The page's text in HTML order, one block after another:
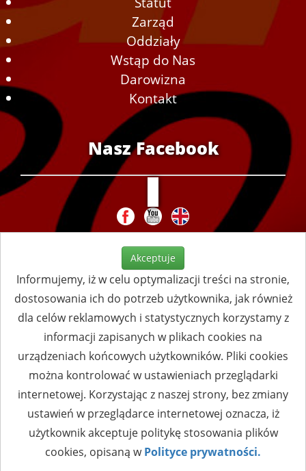
Zarząd
Oddziały
Wstąp do Nas
Darowizna
Kontakt
Nasz Facebook
Akceptuje
Informujemy, iż w celu optymalizacji treści na stronie,
dostosowania ich do potrzeb użytkownika, jak również
dla celów reklamowych i statystycznych korzystamy z
informacji zapisanych w plikach cookies na
urządzeniach końcowych użytkowników. Pliki cookies
można kontrolować w ustawieniach przeglądarki
internetowej. Korzystając z naszej strony, bez zmiany
ustawień w przeglądarce internetowej oznacza, iż
użytkownik akceptuje politykę stosowania plików
cookies, opisaną wPolityce prywatności.